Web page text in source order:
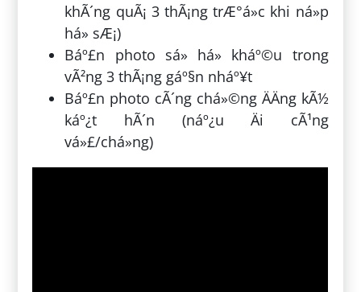
khÃ´ng quÃ¡ 3 thÃ¡ng trÆ°á»c khi ná»p
há» sÆ¡)
Báº£n photo sá» há» kháº©u trong
vÃ²ng 3 thÃ¡ng gáº§n nháº¥t
Báº£n photo cÃ´ng chá»©ng ÄÄng kÃ½
káº¿t hÃ´n (náº¿u Äi cÃ¹ng
vá»£/chá»ng)